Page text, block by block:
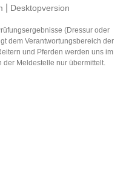
Desktopversion
(Dressur oder
dem Verantwortungsbereich der
und Pferden werden uns im
Meldestelle nur übermittelt.